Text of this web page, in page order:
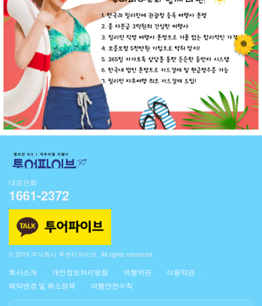
대표전화
1661-2372
© 2015 주식회사 투엔티파이브. All rights reserved.
회사소개 개인정보처리방침 여행약관
이용약관
예약변경 및 취소정책
여행안전수칙